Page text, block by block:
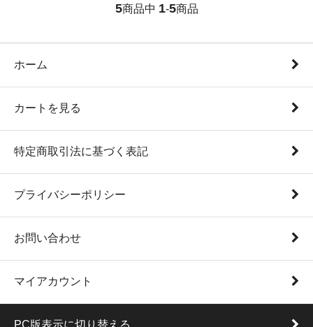
5商品中 1-5商品
ホーム
カートを見る
特定商取引法に基づく表記
プライバシーポリシー
お問い合わせ
マイアカウント